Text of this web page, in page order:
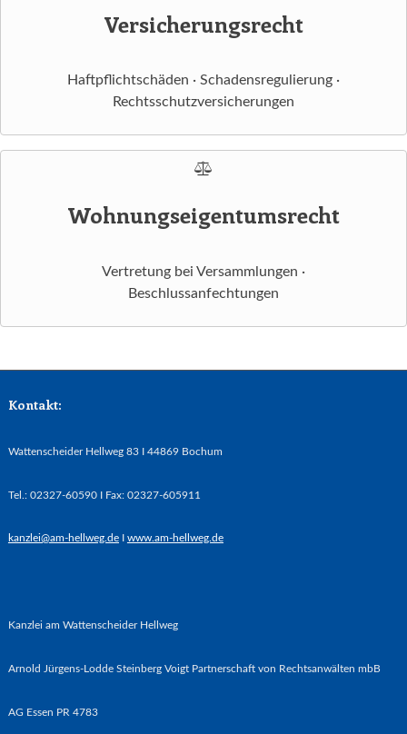
Versicherungsrecht
Haftpflichtschäden · Schadensregulierung ·
Rechtsschutzversicherungen
Wohnungseigentumsrecht
Vertretung bei Versammlungen ·
Beschlussanfechtungen
Kontakt:
Wattenscheider Hellweg 83 I 44869 Bochum
Tel.: 02327-60590 I Fax: 02327-605911
kanzlei@am-hellweg.deI www.am-hellweg.de
Kanzlei am Wattenscheider Hellweg
Arnold Jürgens-Lodde Steinberg Voigt Partnerschaft von Rechtsanwälten mbB
AG Essen PR 4783